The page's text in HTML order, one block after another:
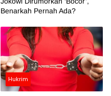
Benarkah Pernah Ada?
Hukrim